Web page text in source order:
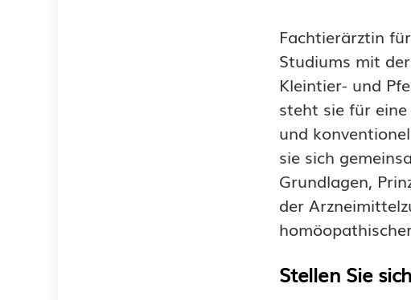
Fachtierärztin
Studiums mit
Kleintier- und
steht sie für
und
sie sich
Grundlagen,
der
Stellen Sie